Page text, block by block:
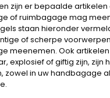
zijn er bepaalde artikelen
of ruimbagage mag
staan ​​hieronder
of scherpe
meenemen. Ook
explosief of giftig zijn, zijn
zowel in uw handbagage